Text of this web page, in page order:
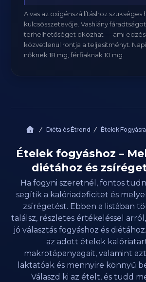
A vas az oxigénszállításhoz
kulcsösszetevője. Vashiány
terhelhetőséget okozhat — ami edzés
közvetlenül rontja a teljesítményt.
nőknek 18 mg, férfiaknak 10 mg.
Diéta és Étrend Ételek Fogyásra
Ételek fogyáshoz –
diétához és
Ha fogyni szeretnél, fontos
segítik a kalóriadeficitet és
zsírégetést. Ebben a listában
találsz, részletes értékeléssel
jó választás fogyáshoz és
az adott ételek
makrotápanyagait, valamint
laktatóak és mennyire könnyű
Válaszd ki az ételt, és tudd